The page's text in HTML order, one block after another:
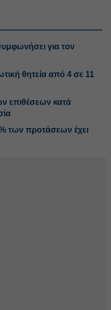
για τον
θητεία από 4 σε 11
επιθέσεων κατά
των προτάσεων έχει